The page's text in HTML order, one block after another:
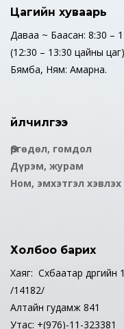
Цагийн хуваарь
Даваа ~ Баасан: 8:30 –
(12:30 – 13:30 цайны цаг)
Бямба, Ням: Амарна.
Үйлчилгээ
Өргөдөл, гомдол
Дүрэм, журам
Ном, эмхэтгэл хэвлэх
Холбоо барих
Хаяг: Сүхбаатар
/14182/
Алтайн гудамж 841
Утас: +(976)-11-323381